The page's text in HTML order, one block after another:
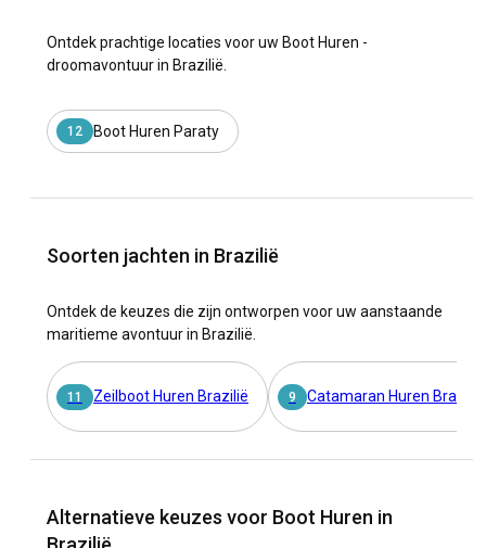
Ontdek prachtige locaties voor uw Boot Huren -
droomavontuur in Brazilië.
12 Boot Huren Paraty
Soorten jachten in Brazilië
Ontdek de keuzes die zijn ontworpen voor uw aanstaande
maritieme avontuur in Brazilië.
11 Zeilboot Huren Brazilië 9 Catamaran Huren Brazilië
Alternatieve keuzes voor Boot Huren in